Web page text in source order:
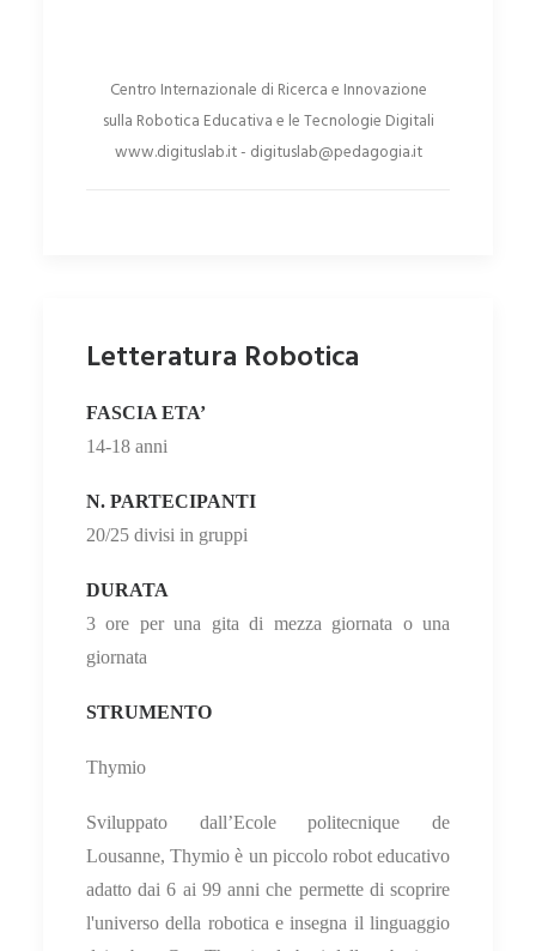
Centro Internazionale di Ricerca e Innovazione
sulla Robotica Educativa e le Tecnologie Digitali
www.digituslab.it - digituslab@pedagogia.it
Letteratura Robotica
FASCIA ETA’
14-18 anni
N. PARTECIPANTI
20/25 divisi in gruppi
DURATA
3 ore per una gita di mezza giornata o una
giornata
STRUMENTO
Thymio
Sviluppato dall’Ecole politecnique de
Lousanne, Thymio è un piccolo robot educativo
adatto dai 6 ai 99 anni che permette di scoprire
l'universo della robotica e insegna il linguaggio